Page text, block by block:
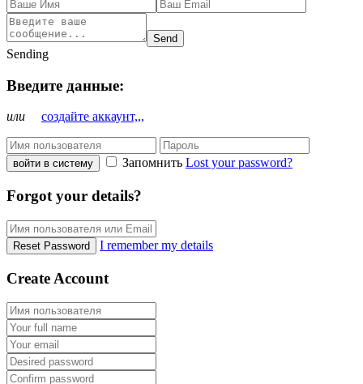
Send
Sending
Введите данные:
или создайте аккаунт,,,
войти в систему Запомнить Lost your password?
Forgot your details?
Reset Password I remember my details
Create Account